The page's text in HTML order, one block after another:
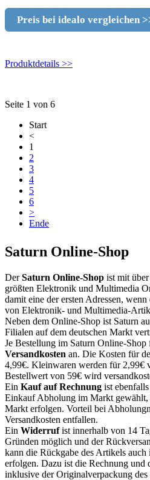
Preis bei idealo vergleichen
Produktdetails >>
Seite 1 von 6
Start
<
1
2
3
4
5
6
>
Ende
Saturn Online-Shop
DerSaturn Online-Shop ist mit
größten Elektronik und Multimedia
damit eine der ersten Adressen,
von Elektronik- und Multimedia-
Neben dem Online-Shop ist Saturn
Filialen auf dem deutschen Markt
Je Bestellung im Saturn Online-Shop
Versandkosten an. Die Kosten für
4,99€. Kleinwaren werden für 2,99€
Bestellwert von 59€ wird
Ein Kauf auf Rechnung ist
Einkauf Abholung im Markt
Markt erfolgen. Vorteil bei
Versandkosten entfallen.
Ein Widerrufist innerhalb von 14
Gründen möglich und der
kann die Rückgabe des Artikels
erfolgen. Dazu ist die Rechnung und
inklusive der Originalverpackung